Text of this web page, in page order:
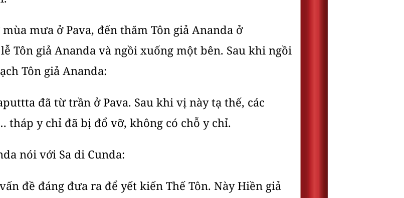
mưa ở Pava, đến thăm Tôn giả Ananda ở
Tôn giả Ananda và ngồi xuống một bên. Sau khi ngồi
Tôn giả Ananda:
đã từ trần ở Pava. Sau khi vị này tạ thế, các
y chỉ đã bị đổ vỡ, không có chỗ y chỉ.
nói với Sa di Cunda:
đề đáng đưa ra để yết kiến Thế Tôn. Này Hiền giả